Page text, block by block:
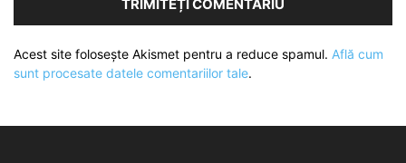
Acest site folosește Akismet pentru a reduce spamul. Află cum
sunt procesate datele comentariilor tale.